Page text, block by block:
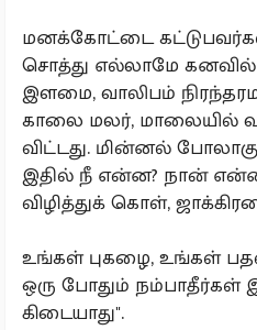
மனக்கோட்டை
சொத்து எல்லாமே கனவில்
இளமை, வாலிபம்
காலை மலர், மாலையில்
விட்டது. மின்னல்
இதில் நீ என்ன? நான்
விழித்துக் கொள்,
உங்கள் புகழை, உங்கள்
ஒரு போதும் நம்பாதீர்கள்
கிடையாது".